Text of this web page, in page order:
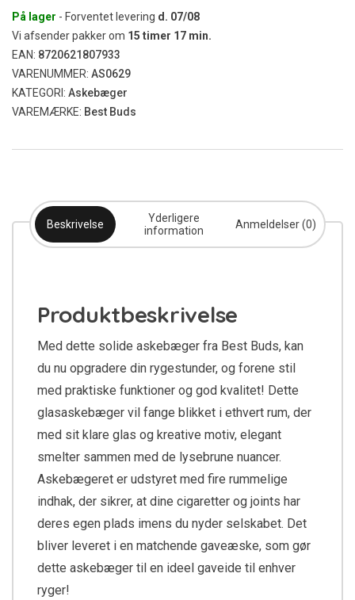
&
Cream
antal
På lager - Forventet levering d. 07/08
Vi afsender pakker om 15 timer 17 min.
EAN: 8720621807933
VARENUMMER: AS0629
KATEGORI: Askebæger
VAREMÆRKE: Best Buds
Beskrivelse
Yderligere
information
Anmeldelser (0)
Produktbeskrivelse
Med dette solide askebæger fra Best Buds, kan
du nu opgradere din rygestunder, og forene stil
med praktiske funktioner og god kvalitet! Dette
glasaskebæger vil fange blikket i ethvert rum, der
med sit klare glas og kreative motiv, elegant
smelter sammen med de lysebrune nuancer.
Askebægeret er udstyret med fire rummelige
indhak, der sikrer, at dine cigaretter og joints har
deres egen plads imens du nyder selskabet. Det
bliver leveret i en matchende gaveæske, som gør
dette askebæger til en ideel gaveide til enhver
ryger!